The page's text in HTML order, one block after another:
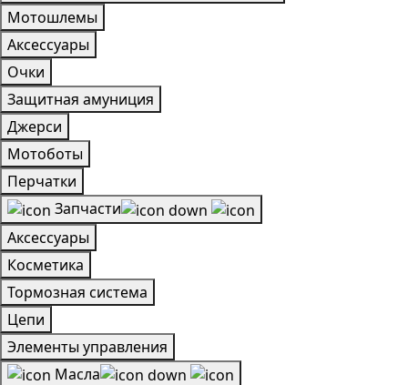
Мотошлемы
Аксессуары
Очки
Защитная амуниция
Джерси
Мотоботы
Перчатки
Запчасти
Аксессуары
Косметика
Тормозная система
Цепи
Элементы управления
Масла